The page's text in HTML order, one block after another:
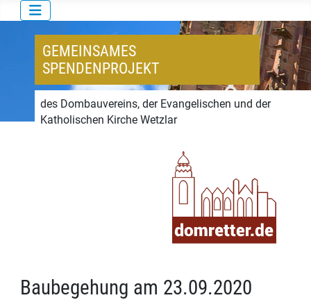
GEMEINSAMES
SPENDENPROJEKT
des Dombauvereins, der Evangelischen und der
Katholischen Kirche Wetzlar
Baubegehung am 23.09.2020